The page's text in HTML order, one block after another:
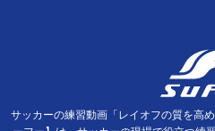
サッカーの練習動画「レイオフの質を高